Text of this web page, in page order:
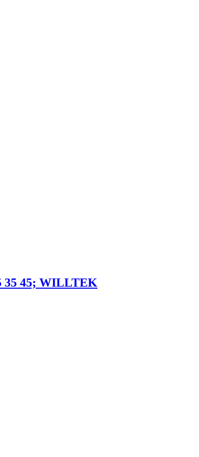
35 45; WILLTEK